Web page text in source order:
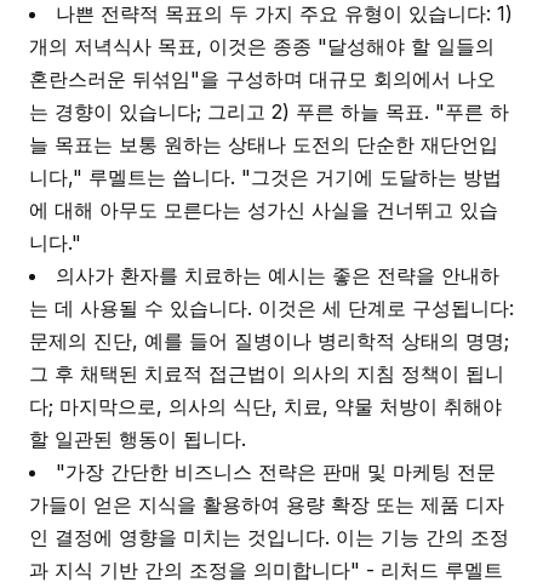
나쁜 전략적 목표의 두 가지 주요 유형이 있습니다: 1)
개의 저녁식사 목표, 이것은 종종 "달성해야 할 일들의
혼란스러운 뒤섞임"을 구성하며 대규모 회의에서 나오
는 경향이 있습니다; 그리고 2) 푸른 하늘 목표. "푸른 하
늘 목표는 보통 원하는 상태나 도전의 단순한 재단언입
니다," 루멜트는 씁니다. "그것은 거기에 도달하는 방법
에 대해 아무도 모른다는 성가신 사실을 건너뛰고 있습
니다."
의사가 환자를 치료하는 예시는 좋은 전략을 안내하
는 데 사용될 수 있습니다. 이것은 세 단계로 구성됩니다:
문제의 진단, 예를 들어 질병이나 병리학적 상태의 명명;
그 후 채택된 치료적 접근법이 의사의 지침 정책이 됩니
다; 마지막으로, 의사의 식단, 치료, 약물 처방이 취해야
할 일관된 행동이 됩니다.
"가장 간단한 비즈니스 전략은 판매 및 마케팅 전문
가들이 얻은 지식을 활용하여 용량 확장 또는 제품 디자
인 결정에 영향을 미치는 것입니다. 이는 기능 간의 조정
과 지식 기반 간의 조정을 의미합니다" - 리처드 루멜트